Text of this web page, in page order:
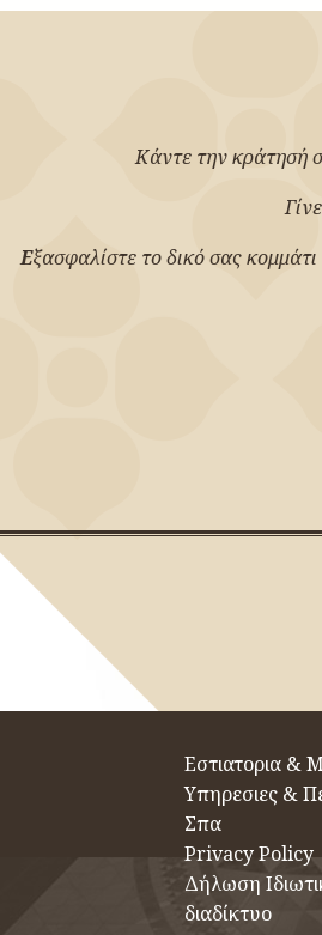
Κάντε την κράτησή
Εξασφαλίστε το δικό σας
Eστιατορια &
Υπηρεσιες &
Σπα
Privacy Policy
Δήλωση
διαδίκτυο